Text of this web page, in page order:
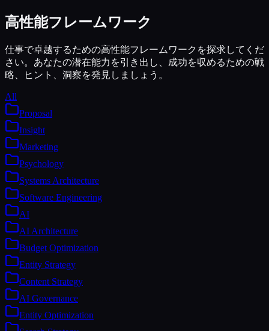
高性能フレームワーク
仕事で卓越するための高性能フレームワークを探求してくだ
さい。あなたの潜在能力を引き出し、成功を収めるための戦
略、ヒント、洞察を発見しましょう。
All
Proposal
Insight
Marketing
Psychology
Systems Architecture
Software Engineering
AI
AI Architecture
Budget Optimization
Entity Strategy
Content Strategy
AI Governance
Entity Optimization